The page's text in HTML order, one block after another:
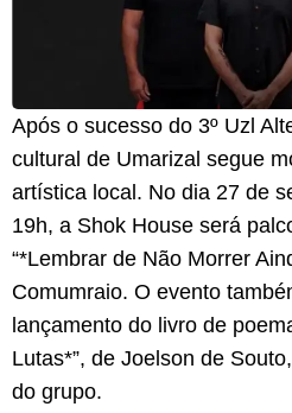
Após o sucesso do 3º Uzl
cultural de Umarizal segue
artística local. No dia 27 de
19h, a Shok House será
“*Lembrar de Não Morrer
Comumraio. O evento
lançamento do livro de
Lutas*”, de Joelson de
do grupo.